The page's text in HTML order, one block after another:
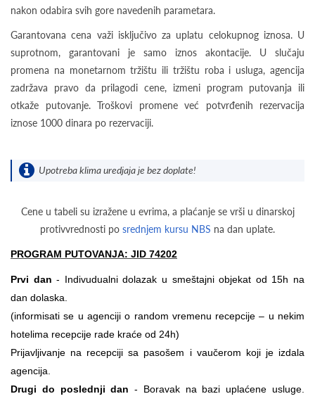
nakon odabira svih gore navedenih parametara.
Garantovana cena važi isključivo za uplatu celokupnog iznosa. U
suprotnom, garantovani je samo iznos akontacije. U slučaju
promena na monetarnom tržištu ili tržištu roba i usluga, agencija
zadržava pravo da prilagodi cene, izmeni program putovanja ili
otkaže putovanje. Troškovi promene već potvrđenih rezervacija
iznose 1000 dinara po rezervaciji.
Upotreba klima uredjaja je bez doplate!
Cene u tabeli su izražene u evrima, a plaćanje se vrši u dinarskoj
protivvrednosti po srednjem kursu NBS na dan uplate.
PROGRAM PUTOVANJA: JID 74202
Prvi dan- Indivudualni dolazak u smeštajni objekat od 15h na
dan dolaska.
(informisati se u agenciji o random vremenu recepcije – u nekim
hotelima recepcije rade kraće od 24h)
Prijavljivanje na recepciji sa pasošem i vaučerom koji je izdala
agencija.
Drugi do poslednji dan- Boravak na bazi uplaćene usluge.